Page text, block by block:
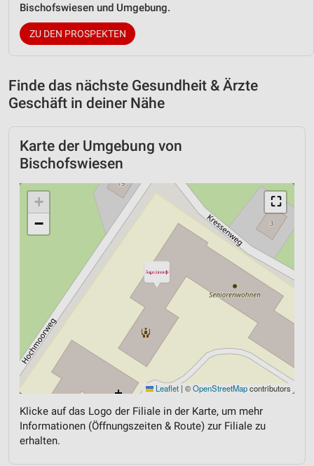
Bischofswiesen und Umgebung.
ZU DEN PROSPEKTEN
Finde das nächste Gesundheit & Ärzte
Geschäft in deiner Nähe
Karte der Umgebung von
Bischofswiesen
⛶
+
−
Leaflet | ©OpenStreetMapcontributors
Klicke auf das Logo der Filiale in der Karte, um mehr
Informationen (Öffnungszeiten & Route) zur Filiale zu
erhalten.